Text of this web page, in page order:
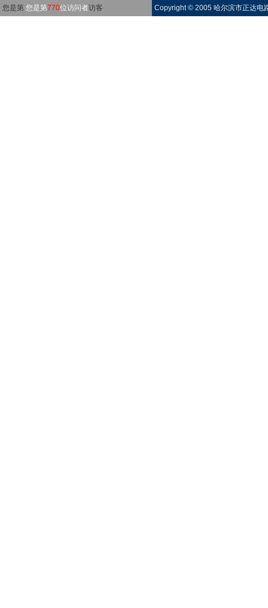
您是第 您是第770位访问者访客 Copyright © 2005 哈尔滨市正达电